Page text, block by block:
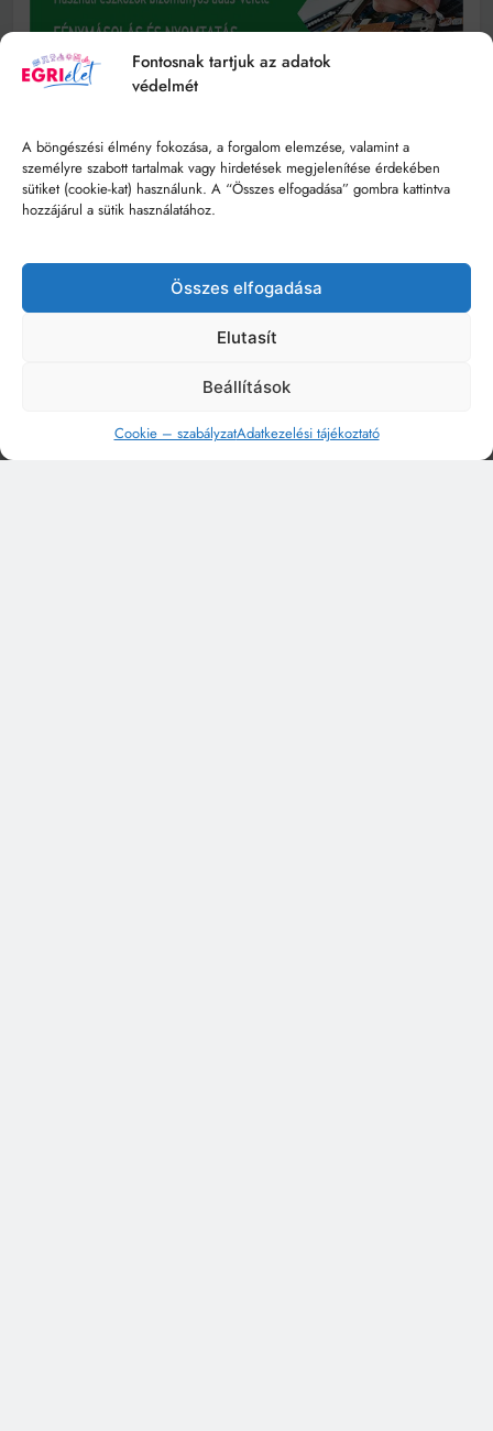
Fontosnak tartjuk az adatok
védelmét
A böngészési élmény fokozása, a forgalom elemzése, valamint a
személyre szabott tartalmak vagy hirdetések megjelenítése érdekében
sütiket (cookie-kat) használunk. A “Összes elfogadása” gombra kattintva
hozzájárul a sütik használatához.
Összes elfogadása
Elutasít
Beállítások
Cookie – szabályzatAdatkezelési tájékoztató